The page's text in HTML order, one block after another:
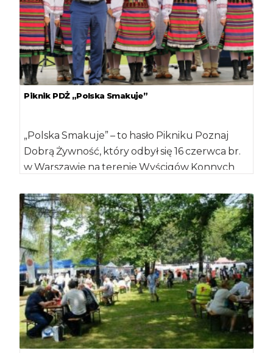
Piknik PDŻ „Polska Smakuje”
„Polska Smakuje” – to hasło Pikniku Poznaj
Dobrą Żywność, który odbył się 16 czerwca br.
w Warszawie na terenie Wyścigów Konnych